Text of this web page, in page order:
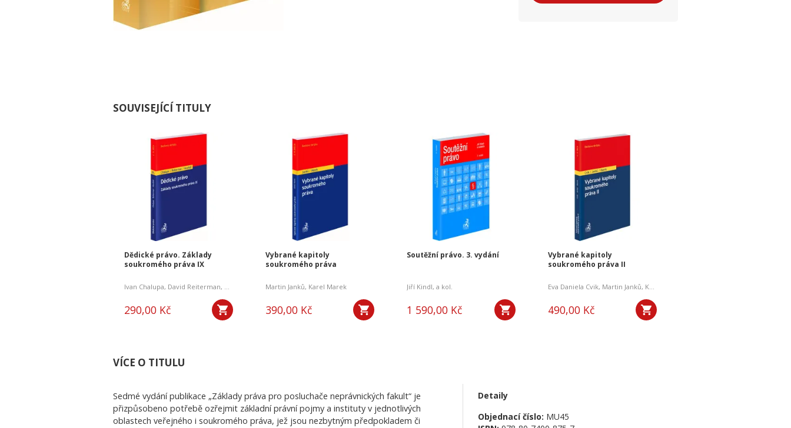
SOUVISEJÍCÍ TITULY
Dědické právo. Základy
soukromého práva IX
Ivan Chalupa, David Reiterman, Martin Muzikář
290,00 Kč
Vybrané kapitoly
soukromého práva
Martin Janků, Karel Marek
390,00 Kč
Soutěžní právo. 3. vydání
Jiří Kindl, a kol.
1 590,00 Kč
Vybrané kapitoly
soukromého práva II
Eva Daniela Cvik, Martin Janků, Karel Marek
490,00 Kč
VÍCE O TITULU
Sedmé vydání publikace „Základy práva pro posluchače neprávnických fakult“ je
přizpůsobeno potřebě ozřejmit základní právní pojmy a instituty v jednotlivých
oblastech veřejného i soukromého práva, jež jsou nezbytným předpokladem či
Detaily
Objednací číslo: MU45